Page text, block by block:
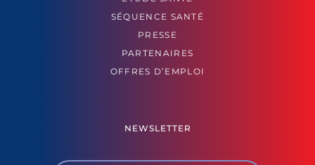
SÉQUENCE SANTÉ
PRESSE
PARTENAIRES
OFFRES D’EMPLOI
NEWSLETTER